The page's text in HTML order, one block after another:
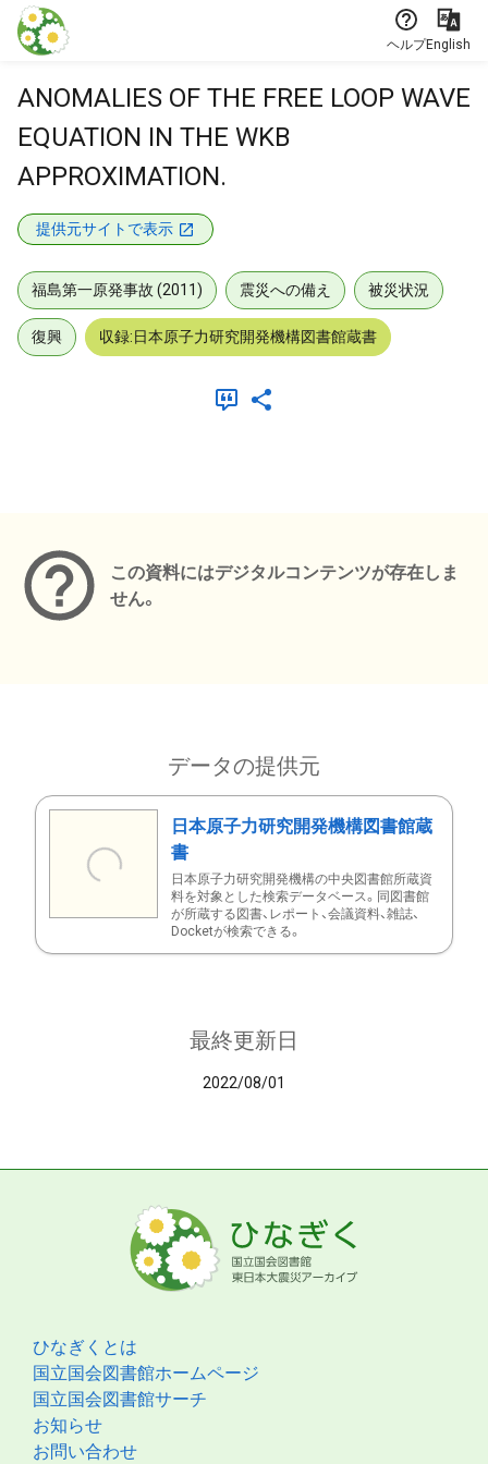
本文に飛ぶ
ヘルプEnglish
ANOMALIES OF THE FREE LOOP WAVE
EQUATION IN THE WKB
APPROXIMATION.
提供元サイトで表示
福島第一原発事故 (2011) 震災への備え 被災状況
復興 収録:日本原子力研究開発機構図書館蔵書
この資料にはデジタルコンテンツが存在しま
せん。
データの提供元
日本原子力研究開発機構図書館蔵
書
日本原子力研究開発機構の中央図書館所蔵資
料を対象とした検索データベース。同図書館
が所蔵する図書、レポート、会議資料、雑誌、
Docketが検索できる。
最終更新日
2022/08/01
ひなぎくとは
国立国会図書館ホームページ
国立国会図書館サーチ
お知らせ
お問い合わせ